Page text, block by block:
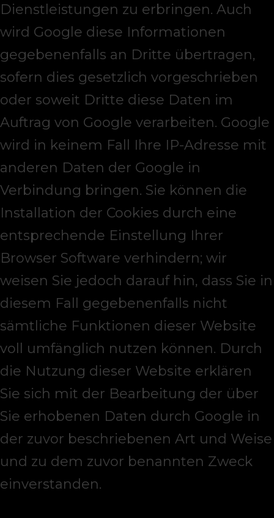
Dienstleistungen zu erbringen. Auch
wird Google diese Informationen
gegebenenfalls an Dritte übertragen,
sofern dies gesetzlich vorgeschrieben
oder soweit Dritte diese Daten im
Auftrag von Google verarbeiten. Google
wird in keinem Fall Ihre IP-Adresse mit
anderen Daten der Google in
Verbindung bringen. Sie können die
Installation der Cookies durch eine
entsprechende Einstellung Ihrer
Browser Software verhindern; wir
weisen Sie jedoch darauf hin, dass Sie in
diesem Fall gegebenenfalls nicht
sämtliche Funktionen dieser Website
voll umfänglich nutzen können. Durch
die Nutzung dieser Website erklären
Sie sich mit der Bearbeitung der über
Sie erhobenen Daten durch Google in
der zuvor beschriebenen Art und Weise
und zu dem zuvor benannten Zweck
einverstanden.